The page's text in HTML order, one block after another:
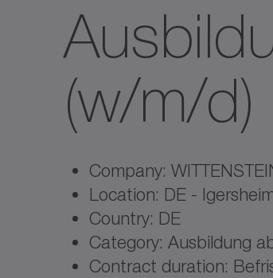
(w/m/
Company:
Location: DE -
Country: DE
Category: Ausbildung
Contract duration: